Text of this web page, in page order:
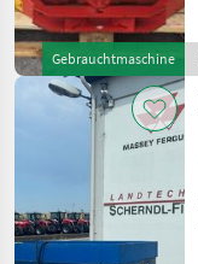
Gebrauchtmaschine